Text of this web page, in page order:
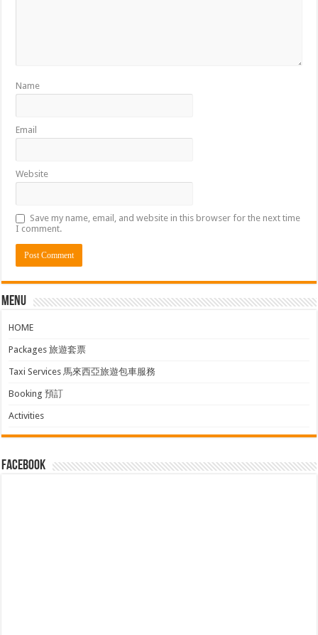
Name
Email
Website
Save my name, email, and website in this browser for the next time
I comment.
Menu
HOME
Packages 旅遊套票
Taxi Services 馬來西亞旅遊包車服務
Booking 預訂
Activities
facebook